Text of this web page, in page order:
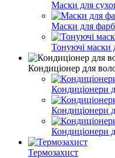
Маски для
Маски для
Тонуючі маски
Кондиціонер для
Кондиціонери
Кондиціонери
Кондиціонери
Термозахист